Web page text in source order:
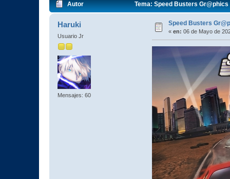
Autor Tema: Speed Busters
Haruki
Usuario Jr
Mensajes: 60
Speed Busters
« en: 06 de Mayo de